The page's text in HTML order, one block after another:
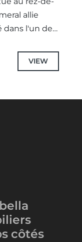
allie
l'un des
VIEW
côtés